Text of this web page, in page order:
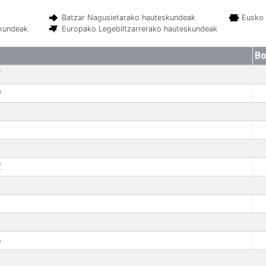
Batzar Nagusietarako hauteskundeak
Europako Legebiltzarrerako hauteskundeak